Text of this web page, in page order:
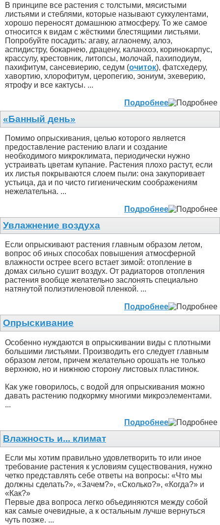
В принципе все растения с толстыми, мясистыми
листьями и стеблями, которые называют суккулентами,
хорошо переносят домашнюю атмосферу. То же самое
относится к видам с жёсткими блестящими листьями.
Попробуйте посадить: агаву, аглаонему, алоэ,
аспидистру, бокарнею, драцену, каланхоэ, коринокарпус,
крассулу, крестовник, литопсы, молочай, пахиподиум,
пахифитум, сансевиерию, седум (очиток), фатсхедеру,
хавортию, хлорофитум, церопегию, эониум, эхеверию,
ятрофу и все кактусы. ...
Подробнее
«Банный день»
Помимо опрыскивания, целью которого является
предоставление растению влаги и создание
необходимого микроклимата, периодически нужно
устраивать цветам купание. Растения плохо растут, если
их листья покрываются слоем пыли: она закупоривает
устьица, да и по чисто гигиеническим соображениям
нежелательна. ...
Подробнее
Увлажнение воздуха
Если опрыскивают растения главным образом летом,
вопрос об иных способах повышения атмосферной
влажности острее всего встает зимой: отопление в
домах сильно сушит воздух. От радиаторов отопления
растения вообще желательно заслонять специально
натянутой полиэтиленовой пленкой. ...
Подробнее
Опрыскивание
Особенно нуждаются в опрыскивании виды с плотными
большими листьями. Производить его следует главным
образом летом, причем желательно орошать не только
верхнюю, но и нижнюю сторону листовых пластинок.
Как уже говорилось, с водой для опрыскивания можно
давать растению подкормку многими микроэлементами.
...
Подробнее
Влажность и... климат
Если мы хотим правильно удовлетворить то или иное
требование растения к условиям существования, нужно
четко представлять себе ответы на вопросы: «Что мы
должны сделать?», «Зачем?», «Сколько?», «Когда?» и
«Как?»
Первые два вопроса легко объединяются между собой
как самые очевидные, а к остальным лучше вернуться
чуть позже. ...